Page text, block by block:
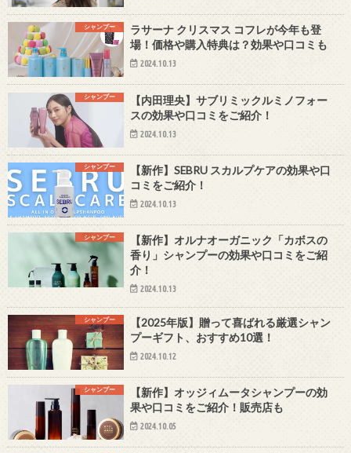
シャンプー
ラサーナ クリスマス コフレが今年も登
場！価格や購入特典は？効果や口コミも
2024.10.13
シャンプー
【内田理央】サブリミックルミノフォー
スの効果や口コミをご紹介！
2024.10.13
シャンプー
【新作】SEBRU スカルプケアの効果や口
コミをご紹介！
2024.10.13
シャンプー
【新作】オルナオーガニック「カボスの
香り」シャンプーの効果や口コミをご紹
介！
2024.10.13
シャンプー
【2025年版】贈って喜ばれる厳選シャン
プーギフト、おすすめ10選！
2024.10.12
シャンプー
【新作】オッジィムータシャンプーの効
果や口コミをご紹介！販売店も
2024.10.05